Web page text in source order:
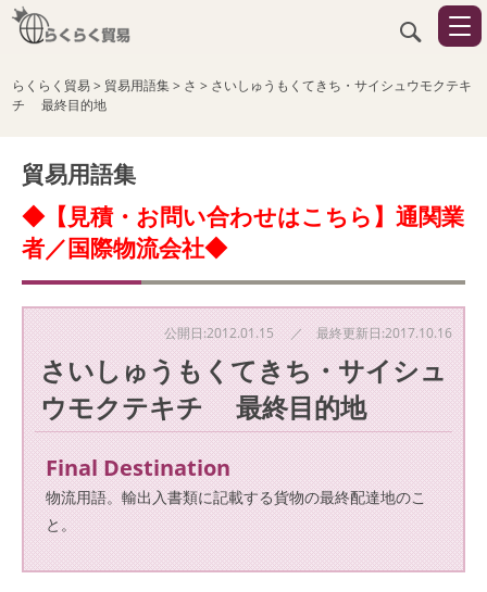
らくらく貿易> 貿易用語集> さ > さいしゅうもくてきち・サイシュウモクテキ
チ 最終目的地
貿易用語集
◆【見積・お問い合わせはこちら】通関業
者／国際物流会社◆
公開日:2012.01.15 ／ 最終更新日:2017.10.16
さいしゅうもくてきち・サイシュ
ウモクテキチ 最終目的地
Final Destination
物流用語。輸出入書類に記載する貨物の最終配達地のこ
と。